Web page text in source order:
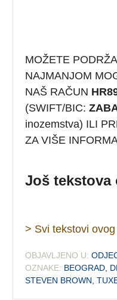
MOŽETE
NAJMANJOM
NAŠ RAČUN
(SWIFT/BIC:
inozemstva) ILI
ZA VIŠE
Još tekstova
> Svi tekstovi
OBJAVLJENO U:
OZNAKE: BEOGRAD
STEVEN BROWN ,